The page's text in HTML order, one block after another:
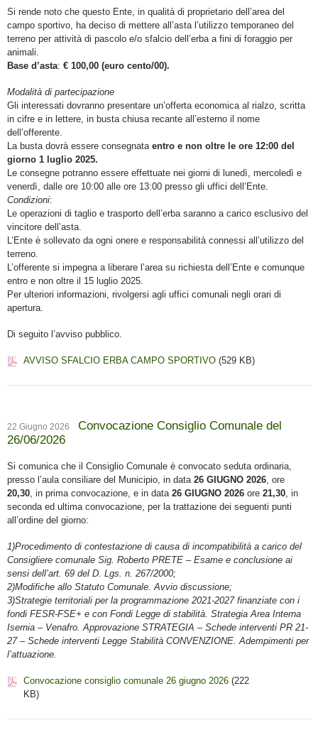
Si rende noto che questo Ente, in qualità di proprietario dell’area del
campo sportivo, ha deciso di mettere all’asta l’utilizzo temporaneo del
terreno per attività di pascolo e/o sfalcio dell’erba a fini di foraggio per
animali.
Base d’asta: € 100,00 (euro cento/00).
Modalità di partecipazione
Gli interessati dovranno presentare un’offerta economica al rialzo, scritta
in cifre e in lettere, in busta chiusa recante all’esterno il nome
dell’offerente.
La busta dovrà essere consegnataentro e non oltre le ore 12:00 del
giorno 1 luglio 2025.
Le consegne potranno essere effettuate nei giorni di lunedì, mercoledì e
venerdì, dalle ore 10:00 alle ore 13:00 presso gli uffici dell’Ente.
Condizioni:
Le operazioni di taglio e trasporto dell’erba saranno a carico esclusivo del
vincitore dell’asta.
L’Ente è sollevato da ogni onere e responsabilità connessi all’utilizzo del
terreno.
L’offerente si impegna a liberare l’area su richiesta dell’Ente e comunque
entro e non oltre il 15 luglio 2025.
Per ulteriori informazioni, rivolgersi agli uffici comunali negli orari di
apertura.
Di seguito l’avviso pubblico.
AVVISO SFALCIO ERBA CAMPO SPORTIVO(529 KB)
22 Giugno 2026
Convocazione Consiglio Comunale del
26/06/2026
Si comunica che il Consiglio Comunale è convocato seduta ordinaria,
presso l’aula consiliare del Municipio, in data 26 GIUGNO 2026, ore
20,30, in prima convocazione, e in data 26 GIUGNO 2026 ore 21,30, in
seconda ed ultima convocazione, per la trattazione dei seguenti punti
all’ordine del giorno:
1)Procedimento di contestazione di causa di incompatibilità a carico del
Consigliere comunale Sig. Roberto PRETE – Esame e conclusione ai
sensi dell’art. 69 del D. Lgs. n. 267/2000;
2)Modifiche allo Statuto Comunale. Avvio discussione;
3)Strategie territoriali per la programmazione 2021-2027 finanziate con i
fondi FESR-FSE+ e con Fondi Legge di stabilità. Strategia Area Interna
Isernia – Venafro. Approvazione STRATEGIA – Schede interventi PR 21-
27 – Schede interventi Legge Stabilità CONVENZIONE. Adempimenti per
l’attuazione.
Convocazione consiglio comunale 26 giugno 2026(222
KB)